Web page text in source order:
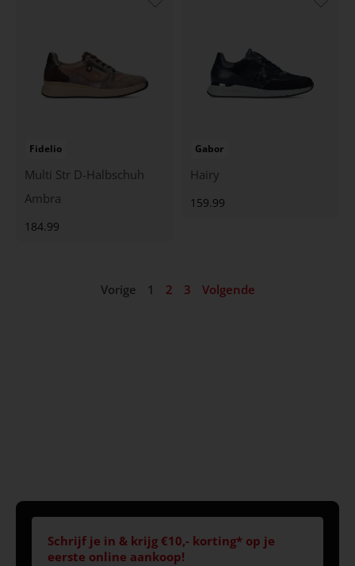
Fidelio
Multi Str D-Halbschuh
Ambra
184.99
Gabor
Hairy
159.99
Vorige 1 2 3 Volgende
Schrijf je in & krijg €10,- korting* op je
eerste online aankoop!